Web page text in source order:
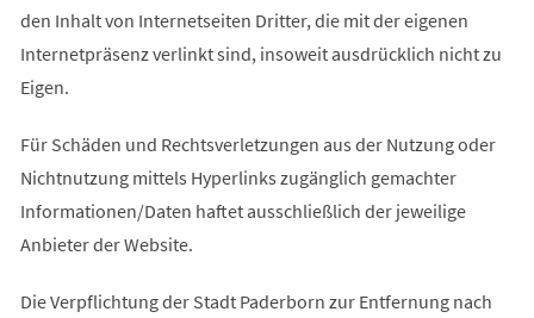
den Inhalt von Internetseiten Dritter, die mit der eigenen
Internetpräsenz verlinkt sind, insoweit ausdrücklich nicht zu
Eigen.
Für Schäden und Rechtsverletzungen aus der Nutzung oder
Nichtnutzung mittels Hyperlinks zugänglich gemachter
Informationen/Daten haftet ausschließlich der jeweilige
Anbieter der Website.
Die Verpflichtung der Stadt Paderborn zur Entfernung nach